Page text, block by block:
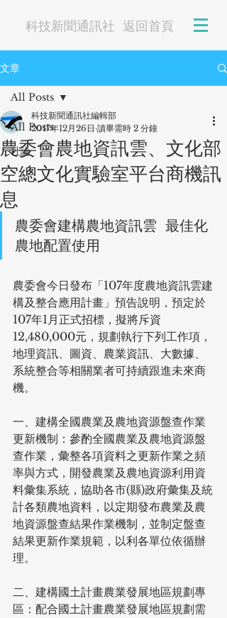
科技新聞通訊社 返回首頁
文章
All Posts
社論
All Posts
農委會農地資訊雲、文化部
空總文化實驗室平台商機訊
息
科技新聞通訊社編輯部
2017年12月26日 讀畢需時 2 分鐘
農委會建構農地資訊雲  最佳化
農地配置使用
農委會今日發布「107年度農地資訊雲建
構及整合應用計畫」預告說明，預定於
107年1月正式招標，擬將斥資
12,480,000元，規劃執行下列工作項，
地理資訊、圖資、農業資訊、大數據、
系統整合等相關業者可持續跟進未來商
機。
一、建構全國農業及農地資源盤查作業
更新機制：參酌全國農業及農地資源盤
查作業，彙整各項資料之更新作業之頻
率與方式，開發農業及農地資源利用資
料彙集系統，協助各市(縣)政府彙集及統
計各類農地資料，以定期發布農業及農
地資源盤查結果作業機制，並制定盤查
結果更新作業規範，以利各單位依循辦
理。
二、建構國土計畫農業發展地區規劃專
區：配合國土計畫農業發展地區規劃需